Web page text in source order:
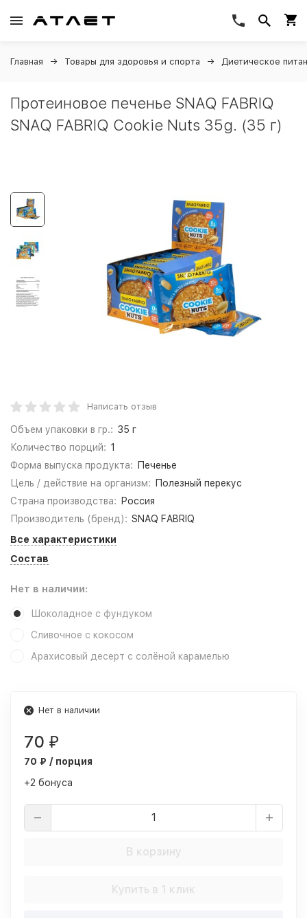
Главная Товары для здоровья и спорта Диетическое
Протеиновое печенье SNAQ FABRIQ
SNAQ FABRIQ Cookie Nuts 35g. (35 г)
Написать отзыв
Объем упаковки в гр.: 35 г
Количество порций: 1
Форма выпуска продукта:
Печенье
Цель / действие на организм:
Полезный перекус
Страна производства:
Россия
Производитель (бренд): SNAQ FABRIQ
Все характеристики
Состав
Нет в наличии:
Шоколадное с фундуком
Сливочное с кокосом
Арахисовый десерт с солёной карамелью
Нет в наличии
70 ₽
70 ₽ / порция
+2 бонуса
В корзину
Купить в 1 клик